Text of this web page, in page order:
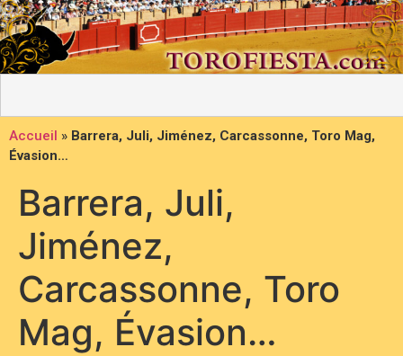
Accueil » Barrera, Juli, Jiménez, Carcassonne, Toro Mag,
Évasion…
Barrera, Juli,
Jiménez,
Carcassonne, Toro
Mag, Évasion…